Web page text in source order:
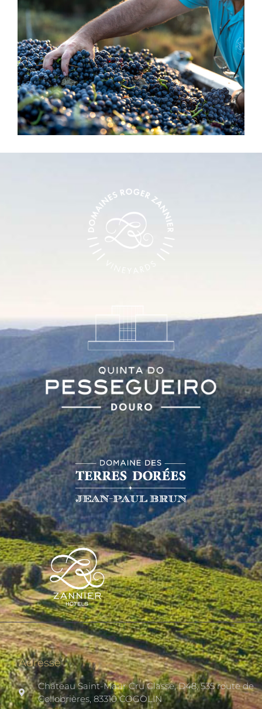
Adresse
Château Saint-Maur Cru Classé, D48, 535 route de
Collobrières, 83310 COGOLIN